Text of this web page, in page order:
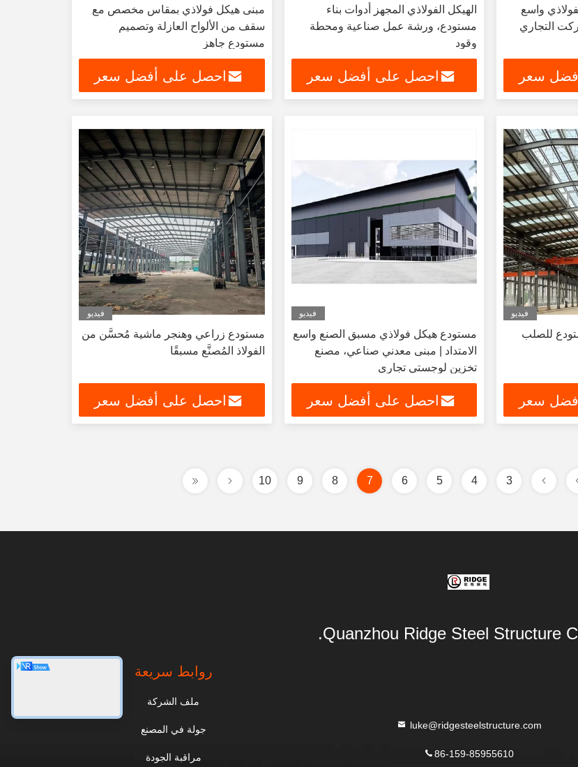
واسع
التجاري
سعر
الهيكل الفولاذي المجهز أدوات بناء
مستودع، ورشة عمل صناعية ومحطة
وقود
احصل على أفضل سعر
مبنى هيكل فولاذي بمقاس مخصص مع
سقف من الألواح العازلة وتصميم
مستودع جاهز
احصل على أفضل سعر
فيديو
للصلب
سعر
فيديو
مستودع هيكل فولاذي مسبق الصنع واسع
الامتداد | مبنى معدني صناعي، مصنع
تخزين لوجستي تجاري
احصل على أفضل سعر
فيديو
مستودع زراعي وهنجر ماشية مُحسَّن من
الفولاذ المُصنَّع مسبقًا
احصل على أفضل سعر
3
4
5
6
7
8
9
10
Quanzhou Ridge Steel Structure
luke@ridgesteelstructure.com
86-159-85955610
روابط سريعة
ملف الشركة
جولة في المصنع
مراقبة الجودة